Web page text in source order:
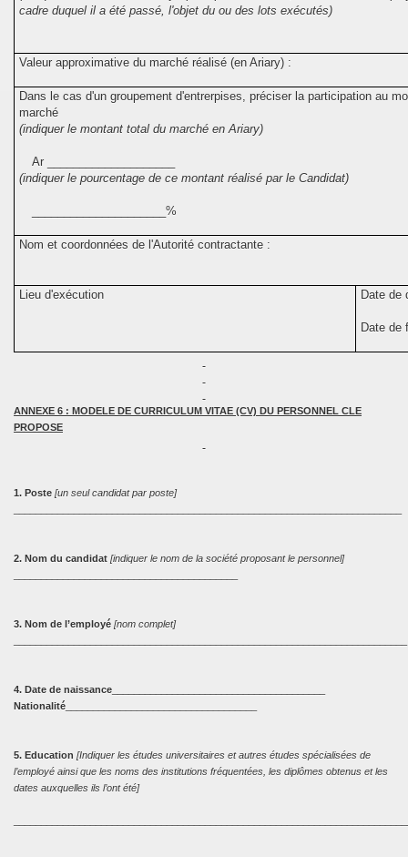
cadre duquel il a été passé, l'objet du ou des lots exécutés)
Valeur approximative du marché réalisé (en Ariary) :
Dans le cas d'un groupement d'entrerpises, préciser la participation au
marché
(indiquer le montant total du marché en Ariary)
Ar ____________________
(indiquer le pourcentage de ce montant réalisé par le Candidat)
_____________________%
Nom et coordonnées de l'Autorité contractante :
Lieu d'exécution Date de
Date de
ANNEXE 6 : MODELE DE CURRICULUM VITAE (CV) DU PERSONNEL CLE
PROPOSE
1. Poste [un seul candidat par poste]
2. Nom du candidat [indiquer le nom de la société proposant le personnel]
3. Nom de l’employé [nom complet]
4. Date de naissance
Nationalité
5. Education [Indiquer les études universitaires et autres études spécialisées de
l’employé ainsi que les noms des institutions fréquentées, les diplômes obtenus et les
dates auxquelles ils l’ont été]